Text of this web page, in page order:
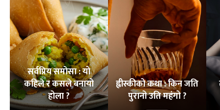
सर्वप्रिय समोसा : यो
कहिले र कसले बनायो
होला ?
ह्वीस्कीको कथा : किन जति
पुरानो उति महंगो ?